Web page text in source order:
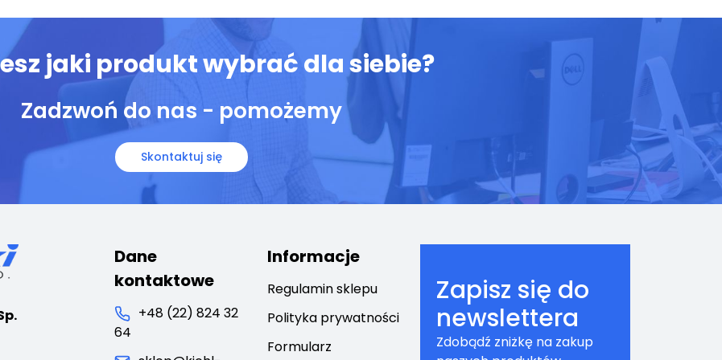
jaki produkt wybrać dla siebie?
Zadzwoń do nas - pomożemy
Skontaktuj się
Dane
kontaktowe
+48 (22) 824 32
64
Informacje
Regulamin sklepu
Polityka prywatności
Formularz
Zapisz się do
newslettera
Zdobądź zniżkę na zakup